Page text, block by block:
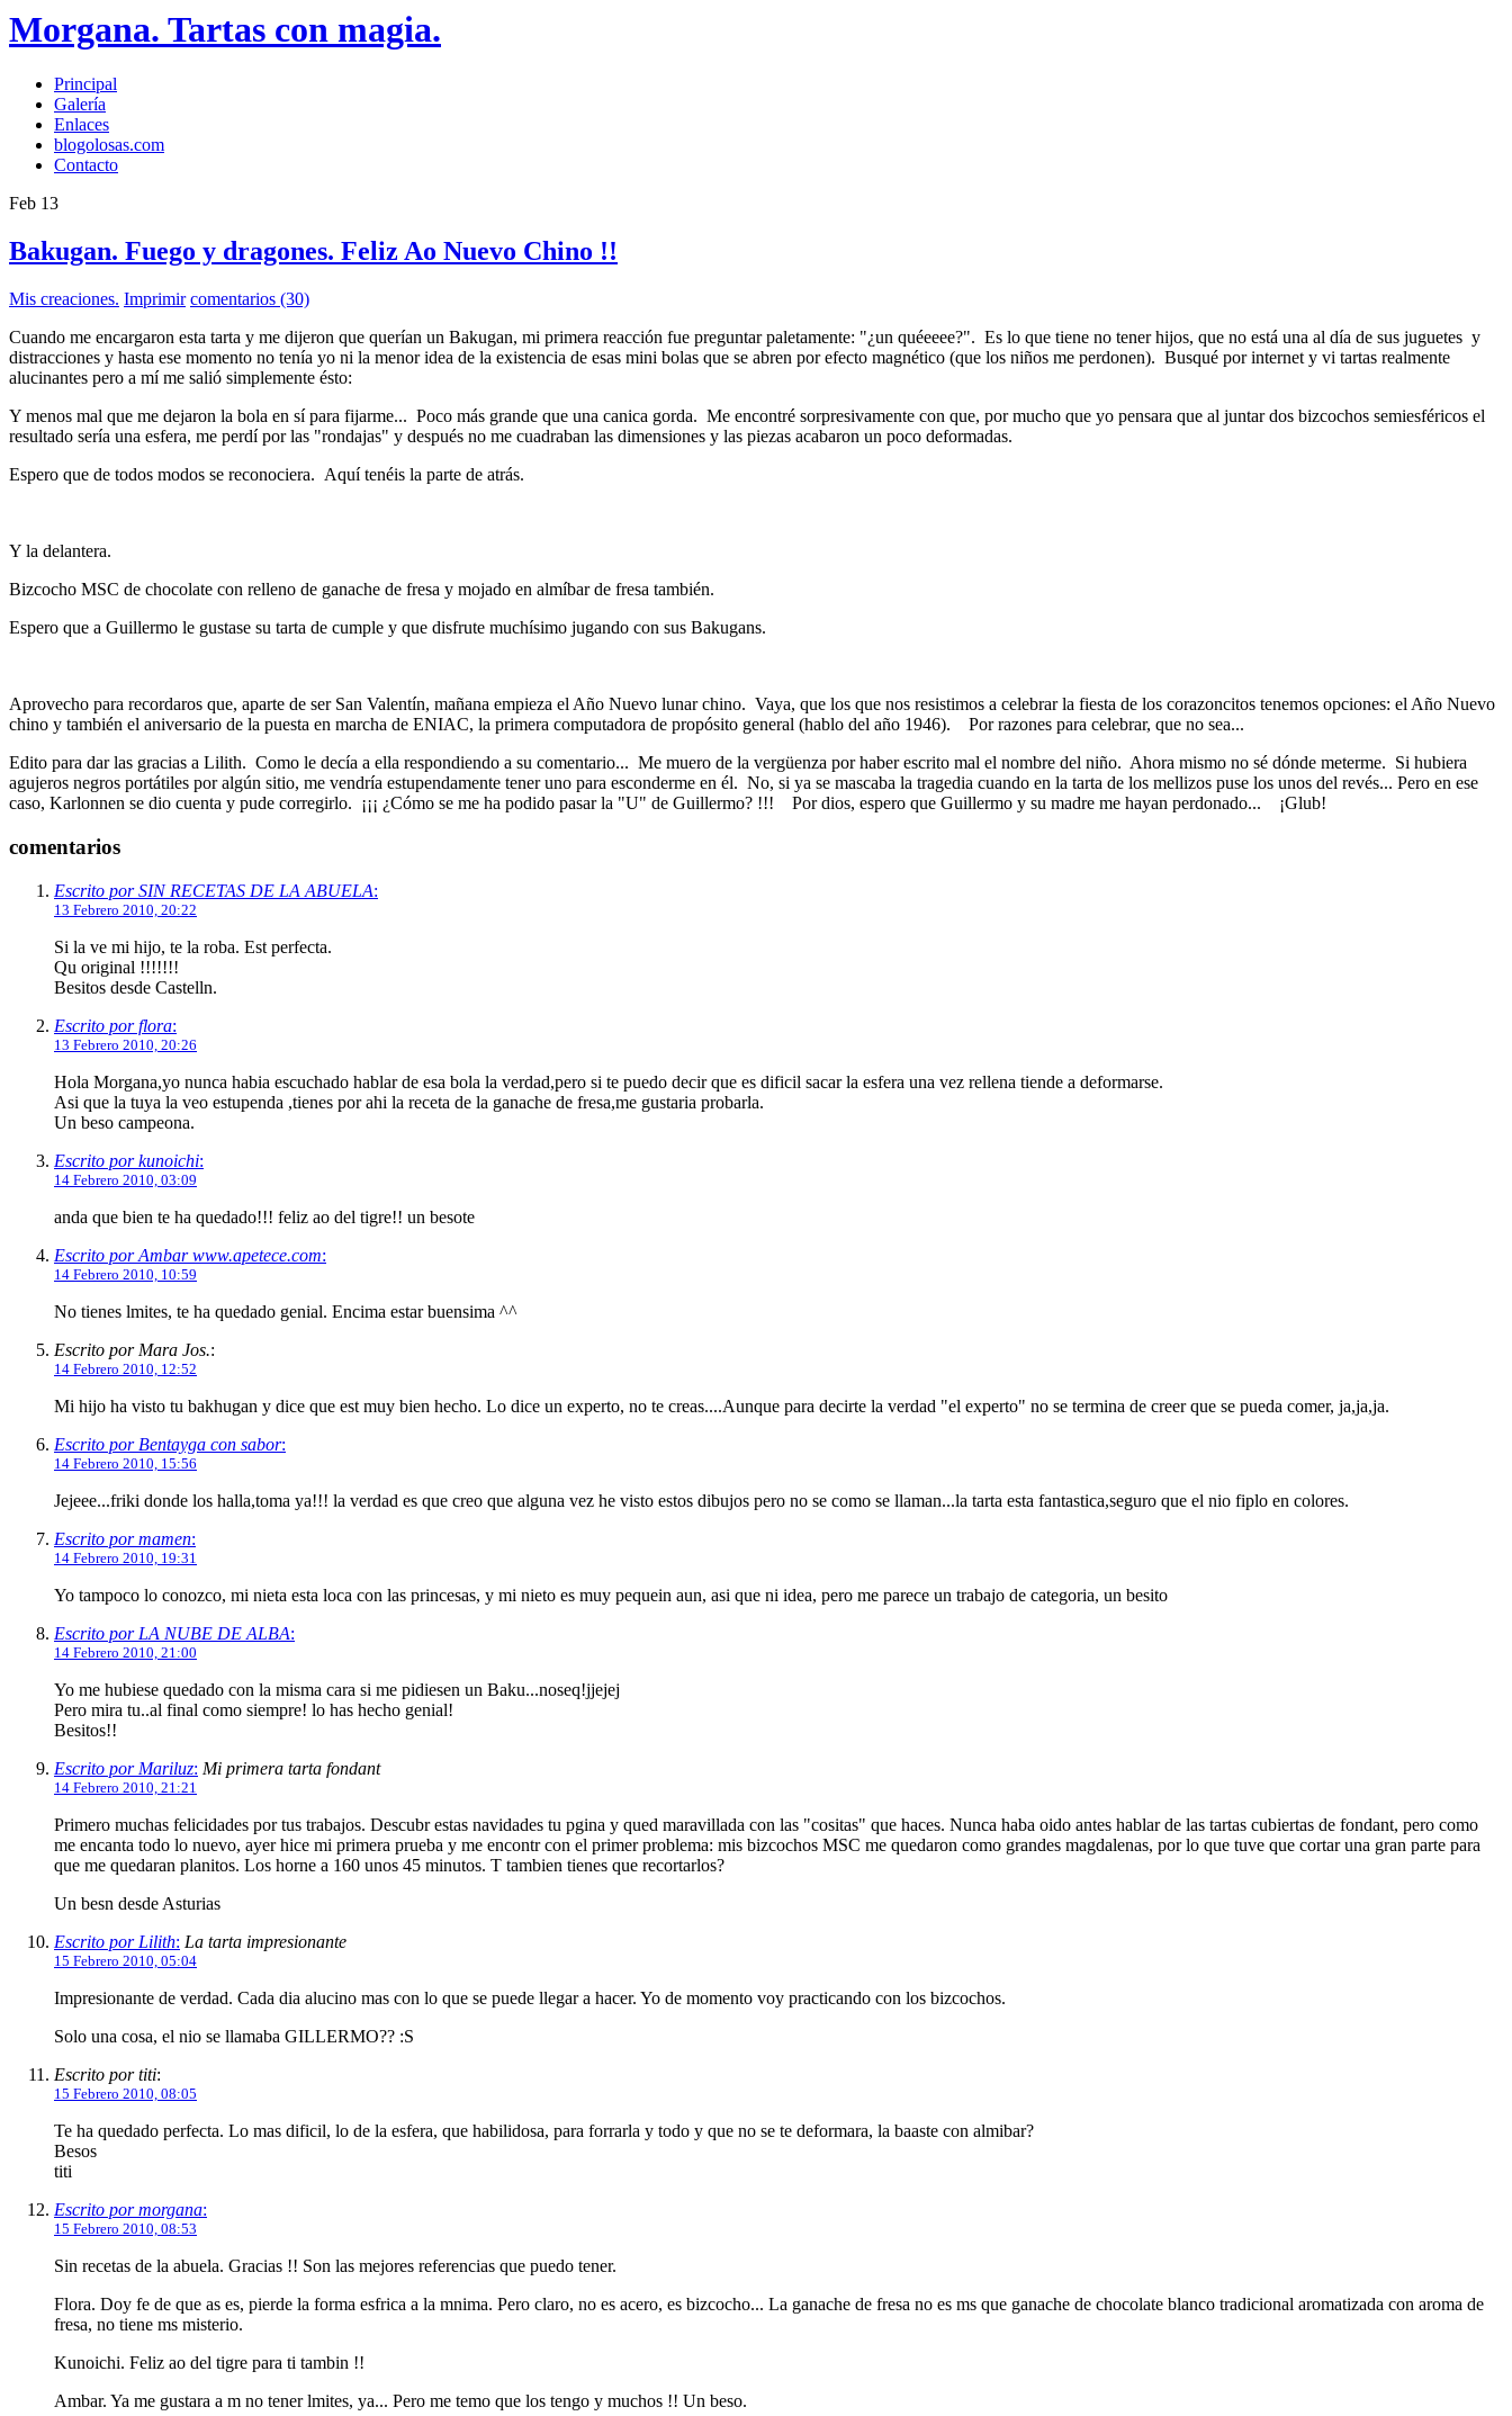
Morgana. Tartas con magia.
Principal
Galería
Enlaces
blogolosas.com
Contacto
Feb 13
Bakugan. Fuego y dragones. Feliz Ao Nuevo Chino !!
Mis creaciones. Imprimir comentarios (30)
Cuando me encargaron esta tarta y me dijeron que querían un Bakugan, mi primera reacción fue preguntar paletamente: "¿un quéeeee?". Es lo que tiene no tener hijos, que no está una al día de sus juguetes y
distracciones y hasta ese momento no tenía yo ni la menor idea de la existencia de esas mini bolas que se abren por efecto magnético (que los niños me perdonen). Busqué por internet y vi tartas realmente
alucinantes pero a mí me salió simplemente ésto:
Y menos mal que me dejaron la bola en sí para fijarme... Poco más grande que una canica gorda. Me encontré sorpresivamente con que, por mucho que yo pensara que al juntar dos bizcochos semiesféricos el
resultado sería una esfera, me perdí por las "rondajas" y después no me cuadraban las dimensiones y las piezas acabaron un poco deformadas.
Espero que de todos modos se reconociera. Aquí tenéis la parte de atrás.
Y la delantera.
Bizcocho MSC de chocolate con relleno de ganache de fresa y mojado en almíbar de fresa también.
Espero que a Guillermo le gustase su tarta de cumple y que disfrute muchísimo jugando con sus Bakugans.
Aprovecho para recordaros que, aparte de ser San Valentín, mañana empieza el Año Nuevo lunar chino. Vaya, que los que nos resistimos a celebrar la fiesta de los corazoncitos tenemos opciones: el Año Nuevo
chino y también el aniversario de la puesta en marcha de ENIAC, la primera computadora de propósito general (hablo del año 1946). Por razones para celebrar, que no sea...
Edito para dar las gracias a Lilith. Como le decía a ella respondiendo a su comentario... Me muero de la vergüenza por haber escrito mal el nombre del niño. Ahora mismo no sé dónde meterme. Si hubiera
agujeros negros portátiles por algún sitio, me vendría estupendamente tener uno para esconderme en él. No, si ya se mascaba la tragedia cuando en la tarta de los mellizos puse los unos del revés... Pero en ese
caso, Karlonnen se dio cuenta y pude corregirlo. ¡¡¡ ¿Cómo se me ha podido pasar la "U" de Guillermo? !!! Por dios, espero que Guillermo y su madre me hayan perdonado... ¡Glub!
comentarios
Escrito por SIN RECETAS DE LA ABUELA:
13 Febrero 2010, 20:22
Si la ve mi hijo, te la roba. Est perfecta.
Qu original !!!!!!!
Besitos desde Castelln.
Escrito por flora:
13 Febrero 2010, 20:26
Hola Morgana,yo nunca habia escuchado hablar de esa bola la verdad,pero si te puedo decir que es dificil sacar la esfera una vez rellena tiende a deformarse.
Asi que la tuya la veo estupenda ,tienes por ahi la receta de la ganache de fresa,me gustaria probarla.
Un beso campeona.
Escrito por kunoichi:
14 Febrero 2010, 03:09
anda que bien te ha quedado!!! feliz ao del tigre!! un besote
Escrito por Ambar www.apetece.com:
14 Febrero 2010, 10:59
No tienes lmites, te ha quedado genial. Encima estar buensima ^^
Escrito por Mara Jos.:
14 Febrero 2010, 12:52
Mi hijo ha visto tu bakhugan y dice que est muy bien hecho. Lo dice un experto, no te creas....Aunque para decirte la verdad "el experto" no se termina de creer que se pueda comer, ja,ja,ja.
Escrito por Bentayga con sabor:
14 Febrero 2010, 15:56
Jejeee...friki donde los halla,toma ya!!! la verdad es que creo que alguna vez he visto estos dibujos pero no se como se llaman...la tarta esta fantastica,seguro que el nio fiplo en colores.
Escrito por mamen:
14 Febrero 2010, 19:31
Yo tampoco lo conozco, mi nieta esta loca con las princesas, y mi nieto es muy pequein aun, asi que ni idea, pero me parece un trabajo de categoria, un besito
Escrito por LA NUBE DE ALBA:
14 Febrero 2010, 21:00
Yo me hubiese quedado con la misma cara si me pidiesen un Baku...noseq!jjejej
Pero mira tu..al final como siempre! lo has hecho genial!
Besitos!!
Escrito por Mariluz: Mi primera tarta fondant
14 Febrero 2010, 21:21
Primero muchas felicidades por tus trabajos. Descubr estas navidades tu pgina y qued maravillada con las "cositas" que haces. Nunca haba oido antes hablar de las tartas cubiertas de fondant, pero como
me encanta todo lo nuevo, ayer hice mi primera prueba y me encontr con el primer problema: mis bizcochos MSC me quedaron como grandes magdalenas, por lo que tuve que cortar una gran parte para
que me quedaran planitos. Los horne a 160 unos 45 minutos. T tambien tienes que recortarlos?
Un besn desde Asturias
Escrito por Lilith: La tarta impresionante
15 Febrero 2010, 05:04
Impresionante de verdad. Cada dia alucino mas con lo que se puede llegar a hacer. Yo de momento voy practicando con los bizcochos.
Solo una cosa, el nio se llamaba GILLERMO?? :S
Escrito por titi:
15 Febrero 2010, 08:05
Te ha quedado perfecta. Lo mas dificil, lo de la esfera, que habilidosa, para forrarla y todo y que no se te deformara, la baaste con almibar?
Besos
titi
Escrito por morgana:
15 Febrero 2010, 08:53
Sin recetas de la abuela. Gracias !! Son las mejores referencias que puedo tener.
Flora. Doy fe de que as es, pierde la forma esfrica a la mnima. Pero claro, no es acero, es bizcocho... La ganache de fresa no es ms que ganache de chocolate blanco tradicional aromatizada con aroma de
fresa, no tiene ms misterio.
Kunoichi. Feliz ao del tigre para ti tambin !!
Ambar. Ya me gustara a m no tener lmites, ya... Pero me temo que los tengo y muchos !! Un beso.